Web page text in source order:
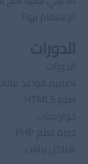
الإهتمام بها؟
الدورات
الدورات
تصميم قواعد
تعلم HTML5
خوارزميات
دورة تعلم PHP
هياكل بيانات